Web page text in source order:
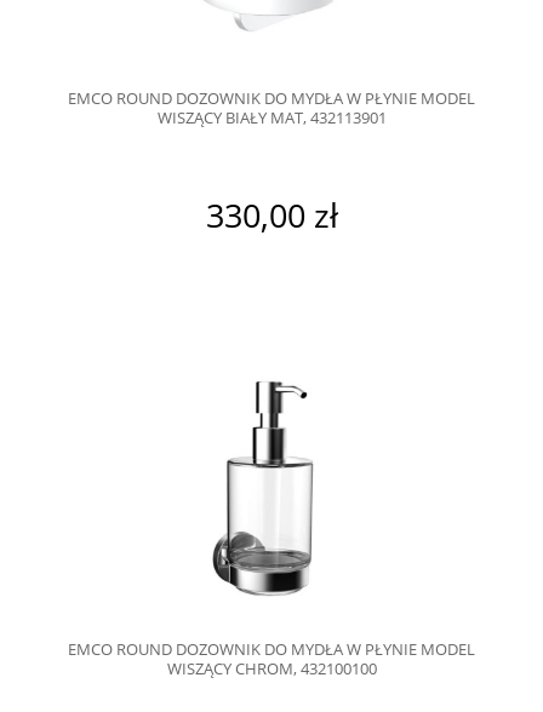
EMCO ROUND DOZOWNIK DO MYDŁA W PŁYNIE MODEL
WISZĄCY BIAŁY MAT, 432113901
330,00 zł
EMCO ROUND DOZOWNIK DO MYDŁA W PŁYNIE MODEL
WISZĄCY CHROM, 432100100